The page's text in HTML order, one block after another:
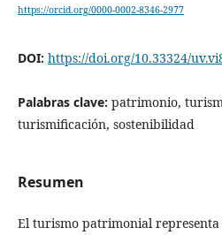
https://orcid.org/0000-0002-8346-2977
DOI: https://doi.org/10.33324/
Palabras clave: patrimonio,
turismificación, sostenibilidad
Resumen
El turismo patrimonial representa